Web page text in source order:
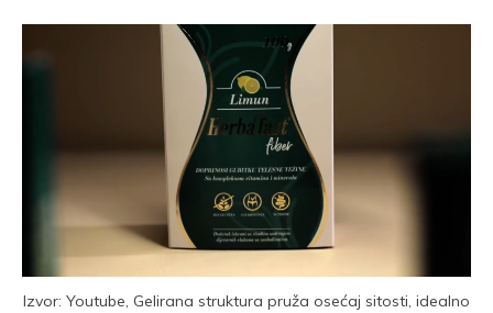
Izvor: Youtube, Gelirana struktura pruža osećaj sitosti, idealno